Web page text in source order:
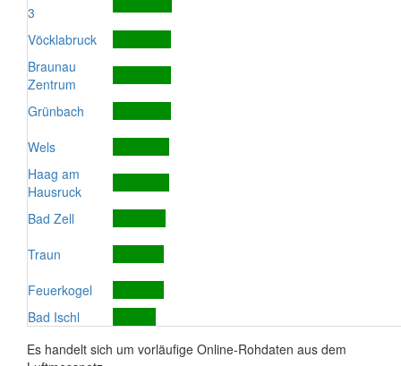
3
Vöcklabruck
Braunau
Zentrum
Grünbach
Wels
Haag am
Hausruck
Bad Zell
Traun
Feuerkogel
Bad Ischl
Es handelt sich um vorläufige Online-Rohdaten aus dem